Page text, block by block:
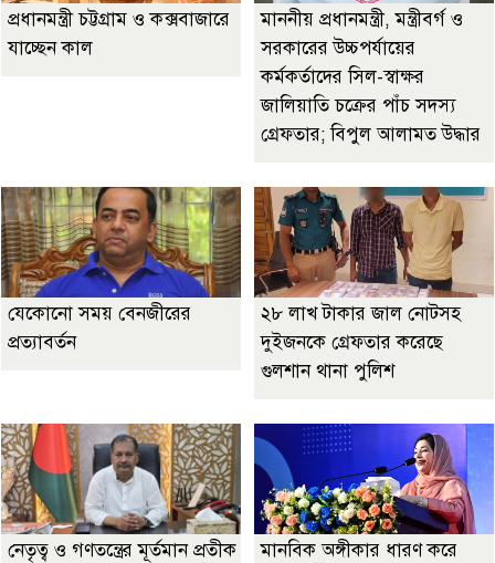
প্রধানমন্ত্রী চট্টগ্রাম ও কক্সবাজারে
যাচ্ছেন কাল
মাননীয় প্রধানমন্ত্রী, মন্ত্রীবর্গ ও
সরকারের উচ্চপর্যায়ের
কর্মকর্তাদের সিল-স্বাক্ষর
জালিয়াতি চক্রের পাঁচ সদস্য
গ্রেফতার; বিপুল আলামত উদ্ধার
যেকোনো সময় বেনজীরের
প্রত্যাবর্তন
২৮ লাখ টাকার জাল নোটসহ
দুইজনকে গ্রেফতার করেছে
গুলশান থানা পুলিশ
নেতৃত্ব ও গণতন্ত্রের মূর্তমান প্রতীক
মানবিক অঙ্গীকার ধারণ করে